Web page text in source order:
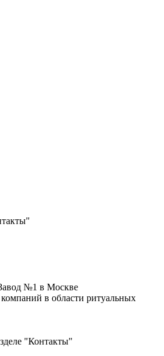
№1 в Москве
в области ритуальных
"Контакты"